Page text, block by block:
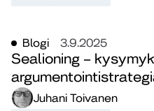
Blogi 3.9.2025
Sealioning –
Juhani Toivanen